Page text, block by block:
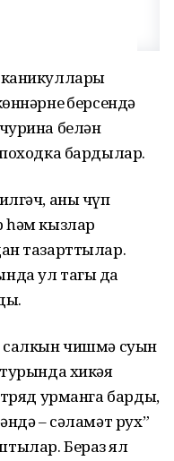
берсендә
белән
бардылар.
аны чүп
һәм кызлар
тазарттылар.
ул тагы да
салкын чишмә суын
хикәя
урманга барды,
– сәламәт рух”
Бераз ял